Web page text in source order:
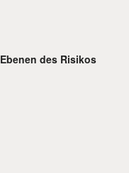
Ebenen des Risikos